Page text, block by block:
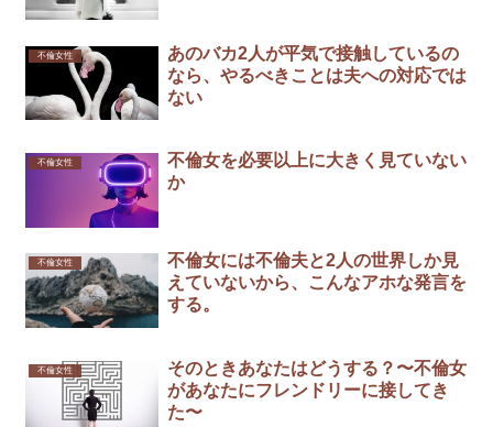
不倫女性
あのバカ2人が平気で接触しているの
なら、やるべきことは夫への対応では
ない
不倫女性
不倫女を必要以上に大きく見ていない
か
不倫女性
不倫女には不倫夫と2人の世界しか見
えていないから、こんなアホな発言を
する。
不倫女性
そのときあなたはどうする？〜不倫女
があなたにフレンドリーに接してき
た〜